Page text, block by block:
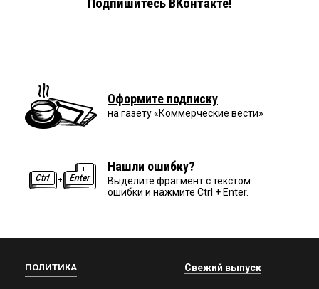
Подпишитесь ВКонтакте!
Оформите подписку
на газету «Коммерческие вести»
Нашли ошибку?
Выделите фрагмент с текстом
ошибки и нажмите Ctrl + Enter.
ПОЛИТИКА Свежий выпуск